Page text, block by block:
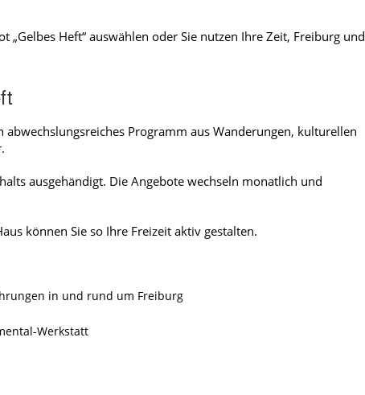
Heft“ auswählen oder Sie nutzen Ihre Zeit, Freiburg und
Programm aus Wanderungen, kulturellen
ausgehändigt. Die Angebote wechseln monatlich und
können Sie so Ihre Freizeit aktiv gestalten.
in und rund um Freiburg
Werkstatt